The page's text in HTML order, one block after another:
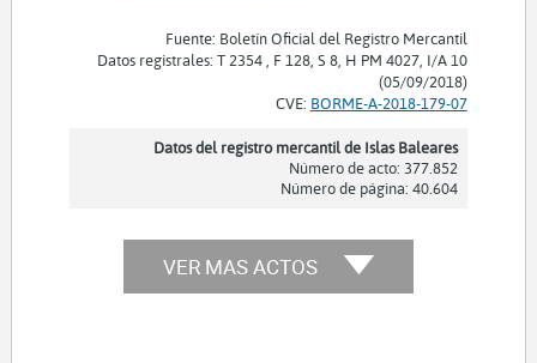
Fuente: Boletín Oficial del Registro Mercantil
Datos registrales: T 2354 , F 128, S 8, H PM 4027, I/A 10
(05/09/2018)
CVE: BORME-A-2018-179-07
Datos del registro mercantil de Islas Baleares
Número de acto: 377.852
Número de página: 40.604
VER MAS ACTOS